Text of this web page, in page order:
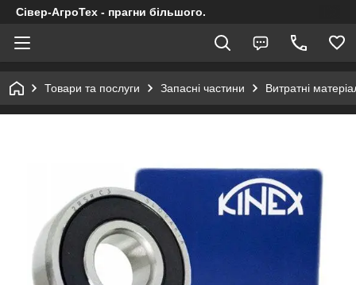
Сівер-АгроТех - прагни більшого.
Товари та послуги Запасні частини Витратні